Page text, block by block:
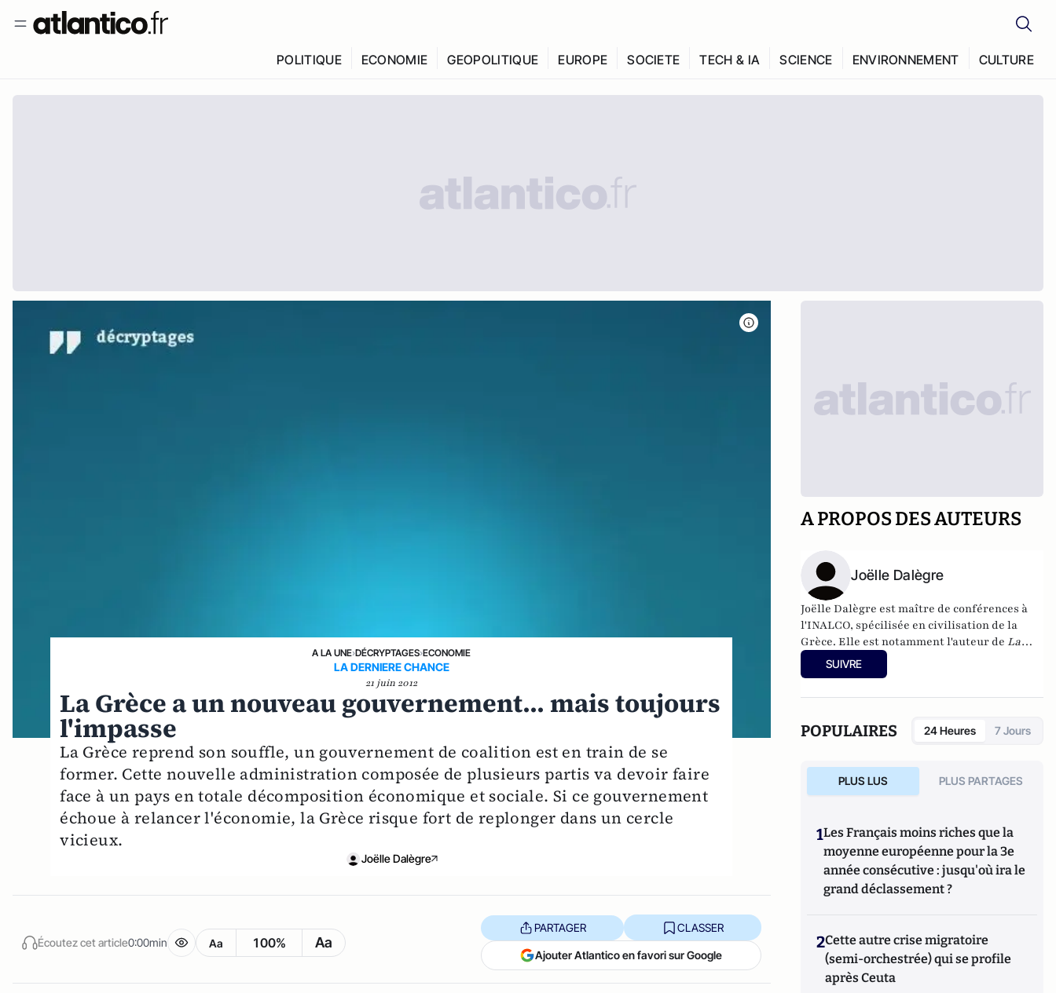
POLITIQUE ECONOMIE GEOPOLITIQUE EUROPE SOCIETE TECH & IA SCIENCE ENVIRONNEMENT CULTURE
A LA UNE›DÉCRYPTAGES›ECONOMIE
LA DERNIERE CHANCE
21 juin 2012
La Grèce a un nouveau gouvernement... mais toujours
l'impasse
La Grèce reprend son souffle, un gouvernement de coalition est en train de se
former. Cette nouvelle administration composée de plusieurs partis va devoir faire
face à un pays en totale décomposition économique et sociale. Si ce gouvernement
échoue à relancer l'économie, la Grèce risque fort de replonger dans un cercle
vicieux.
Joëlle Dalègre
Écoutez cet article0:00min Aa 100% Aa
PARTAGER CLASSER
Ajouter Atlantico en favori sur Google
A PROPOS DES AUTEURS
Joëlle Dalègre
Joëlle Dalègre est maître de conférences à
l'INALCO, spécilisée en civilisation de la
Grèce. Elle est notamment l'auteur de La
Grèce inconnue d'aujourd'hui, de l'autre côté
du miroir, l'Harmattan 2011, 252p. En
SUIVRE
POPULAIRES 24 Heures 7 Jours
PLUS LUS PLUS PARTAGES
1Les Français moins riches que la
moyenne européenne pour la 3e
année consécutive : jusqu'où ira le
grand déclassement ?
2Cette autre crise migratoire
(semi-orchestrée) qui se profile
après Ceuta